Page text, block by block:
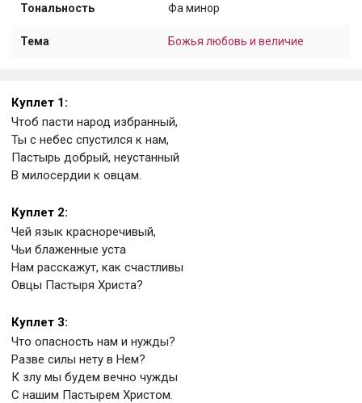
Тональность Фа минор
Тема Божья любовь и величие
Куплет 1:
Чтоб пасти народ избранный,
Ты с небес спустился к нам,
Пастырь добрый, неустанный
В милосердии к овцам.
Куплет 2:
Чей язык красноречивый,
Чьи блаженные уста
Нам расскажут, как счастливы
Овцы Пастыря Христа?
Куплет 3:
Что опасность нам и нужды?
Разве силы нету в Нем?
К злу мы будем вечно чужды
С нашим Пастырем Христом.